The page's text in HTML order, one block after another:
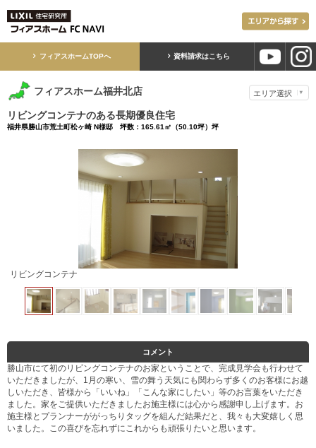
フィアスホームTOPへ 資料請求はこちら
フィアスホーム福井北店
リビングコンテナのある長期優良住宅
福井県勝山市荒土町松ヶ崎 N様邸 坪数：165.61㎡（50.10坪）坪
リビングコンテナの上部 吹き抜け
コメント
勝山市にて初のリビングコンテナのお家ということで、完成見学会も行わせて
いただきましたが、1月の寒い、雪の舞う天気にも関わらず多くのお客様にお越
しいただき、皆様から「いいね」「こんな家にしたい」等のお言葉をいただき
ました。家をご提供いただきましたお施主様には心から感謝申し上げます。お
施主様とプランナーががっちりタッグを組んだ結果だと、我々も大変嬉しく思
いました。この喜びを忘れずにこれからも頑張りたいと思います。